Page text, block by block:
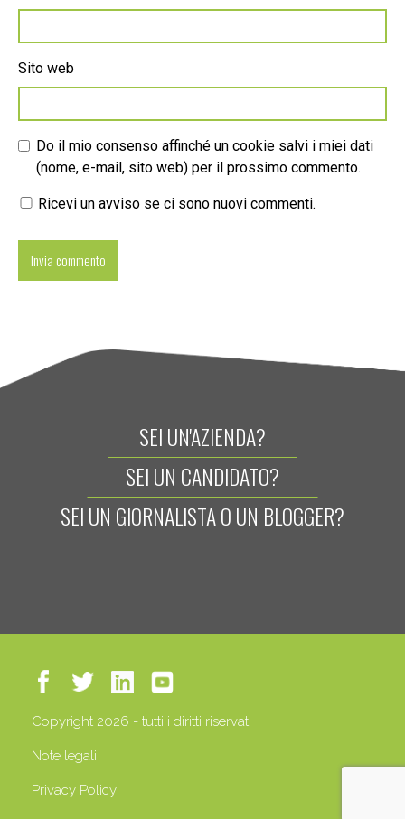
Sito web
Do il mio consenso affinché un cookie salvi i miei dati
(nome, e-mail, sito web) per il prossimo commento.
Ricevi un avviso se ci sono nuovi commenti.
SEI UN'AZIENDA?
SEI UN CANDIDATO?
SEI UN GIORNALISTA O UN BLOGGER?
Copyright 2026 - tutti i diritti riservati
Note legali
Privacy Policy